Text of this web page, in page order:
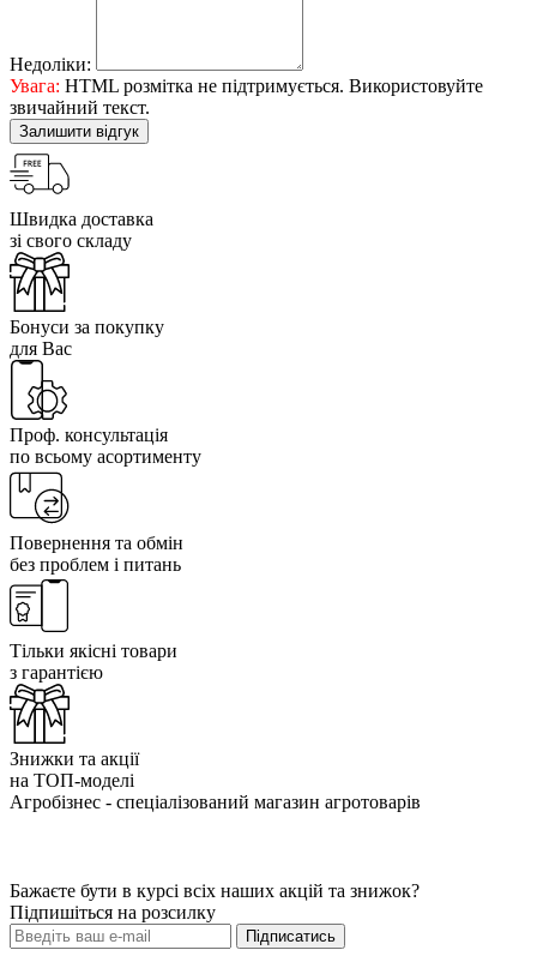
Недоліки:
Увага: HTML розмітка не підтримується. Використовуйте
звичайний текст.
Залишити відгук
Швидка доставка
зі свого складу
Бонуси за покупку
для Вас
Проф. консультація
по всьому асортименту
Повернення та обмін
без проблем і питань
Тільки якісні товари
з гарантією
Знижки та акції
на ТОП-моделі
Агробізнес - спеціалізований магазин агротоварів
Бажаєте бути в курсі всіх наших акцій та знижок?
Підпишіться на розсилку
Підписатись